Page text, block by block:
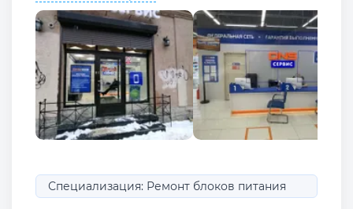
Специализация: Ремонт блоков питания